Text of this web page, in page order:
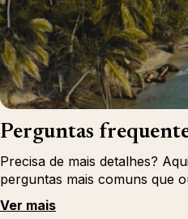
Perguntas
Precisa de mais detalhes?
perguntas mais comuns que
Ver mais